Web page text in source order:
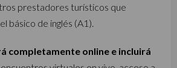
prestadores turísticos que
básico de inglés (A1).
completamente online e incluirá